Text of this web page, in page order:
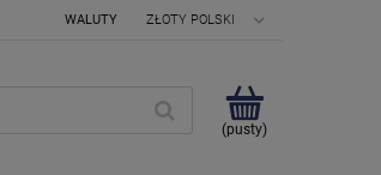
WALUTY
(pusty)